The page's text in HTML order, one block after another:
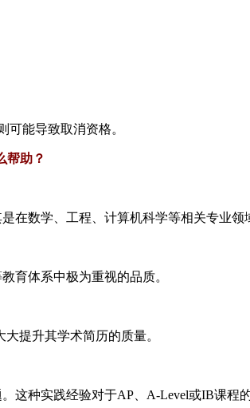
能导致取消资格。
帮助？
在数学、工程、计算机科学等相关专业领
育体系中极为重视的品质。
提升其学术简历的质量。
这种实践经验对于AP、A-Level或IB课程